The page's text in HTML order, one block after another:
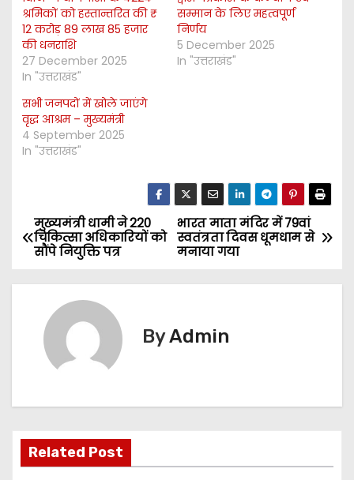
श्रमिकों को हस्तान्तरित की ₹
12 करोड़ 89 लाख 85 हजार
की धनराशि
27 December 2025
In "उत्तराखंड"
सम्मान के लिए महत्वपूर्ण
निर्णय
5 December 2025
In "उत्तराखंड"
सभी जनपदों में खोले जाएंगे
वृद्ध आश्रम – मुख्यमंत्री
4 September 2025
In "उत्तराखंड"
P
o
v
i
भारत माता मंदिर में 79वां
स्वतंत्रता दिवस धूमधाम से
मनाया गया
मुख्यमंत्री धामी ने 220
चिकित्सा अधिकारियों को
सौंपे नियुक्ति पत्र
ByAdmin
Related Post